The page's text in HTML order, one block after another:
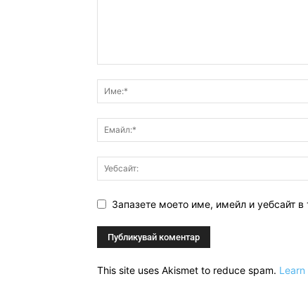
Запазете моето име, имейл и уебсайт
This site uses Akismet to reduce spam.